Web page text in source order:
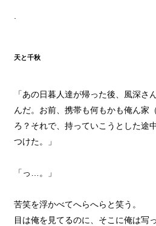
天と千秋
「あの日暮人達が帰った後、風深さ
んだ。お前、携帯も何もかも俺ん家
ろ？それで、持っていこうとした途
つけた。」
「っ…。」
苦笑を浮かべてへらへらと笑う。
目は俺を見てるのに、そこに俺は写